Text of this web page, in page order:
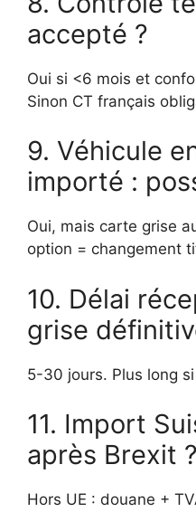
accepté ?
Oui si <6 mois et
Sinon CT français
9. Véhicule
importé :
Oui, mais carte grise
option = changement
10. Délai
grise
5-30 jours. Plus long
11. Import
après Brexit ?
Hors UE : douane +